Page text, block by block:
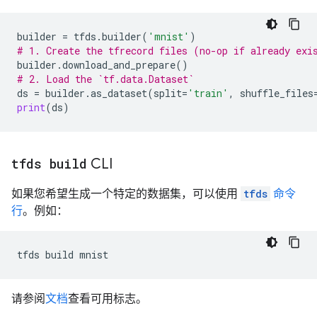
builder = tfds .builder( 'mnist' )
# 1. Create the tfrecord files (no-op if already
builder .download_and_prepare()
# 2. Load the `tf.data.Dataset`
ds = builder .as_dataset(split= 'train' , shuffle_files
print(ds)
tfds build CLI
如果您希望生成一个特定的数据集，可以使用 tfds 命令
行。例如：
tfds build
请参阅文档查看可用标志。